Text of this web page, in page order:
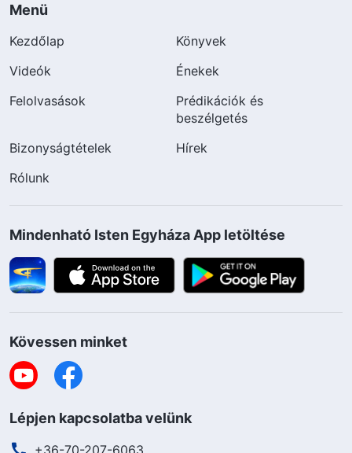
Menü
Kezdőlap
Könyvek
Videók
Énekek
Felolvasások
Prédikációk és
beszélgetés
Bizonyságtételek
Hírek
Rólunk
Mindenható Isten Egyháza App letöltése
Kövessen minket
Lépjen kapcsolatba velünk
+36-70-207-6063